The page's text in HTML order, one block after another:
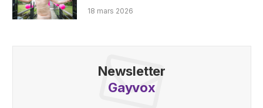
18 mars 2026
Newsletter
Gayvox